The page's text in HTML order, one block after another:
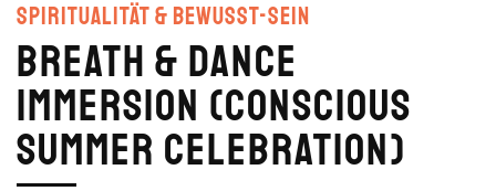
Spiritualität & Bewusst-Sein
Breath & Dance
Immersion (Conscious
Summer Celebration)